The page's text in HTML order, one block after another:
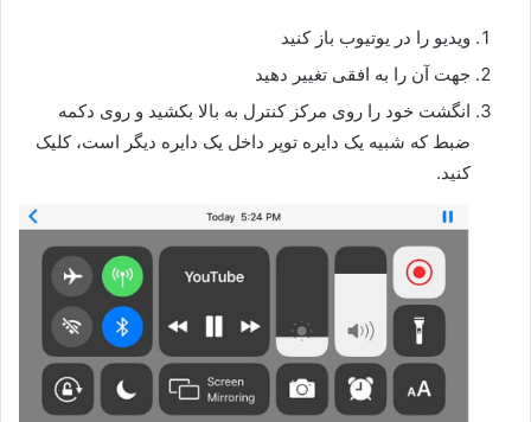
ویدیو را در یوتیوب باز کنید
جهت آن را به افقی تغییر دهید
انگشت خود را روی مرکز کنترل به بالا بکشید و روی دکمه
ضبط که شبیه یک دایره توپر داخل یک دایره دیگر است، کلیک
کنید.